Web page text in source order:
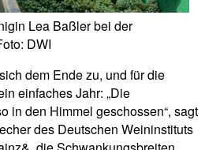
Lea Baßler bei der
DWI
dem Ende zu, und für die
einfaches Jahr: „Die
in den Himmel geschossen“, sagt
des Deutschen Weininstituts